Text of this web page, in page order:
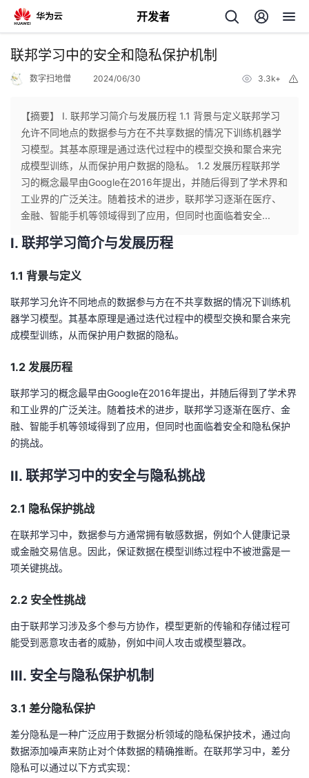
开发者
返
个
人
主
我
的
发
者
我
的
博
客
我
的
论
坛
我
的
圈
子
我
的
直
播
我
的
活
动
我
的
关
注
我
的
开
发
者
学
堂
我
的
Programs
我
的
支
持
我
联邦学习中的安全和隐私保护机制
数字扫地僧 2024/06/30 3.3k+
【摘要】 I. 联邦学习简介与发展历程 1.1 背景与定义联邦学习
允许不同地点的数据参与方在不共享数据的情况下训练机器学
习模型。其基本原理是通过迭代过程中的模型交换和聚合来完
成模型训练，从而保护用户数据的隐私。 1.2 发展历程联邦学
习的概念最早由Google在2016年提出，并随后得到了学术界和
工业界的广泛关注。随着技术的进步，联邦学习逐渐在医疗、
金融、智能手机等领域得到了应用，但同时也面临着安全...
I. 联邦学习简介与发展历程
1.1 背景与定义
联邦学习允许不同地点的数据参与方在不共享数据的情况下训练机
器学习模型。其基本原理是通过迭代过程中的模型交换和聚合来完
成模型训练，从而保护用户数据的隐私。
1.2 发展历程
联邦学习的概念最早由Google在2016年提出，并随后得到了学术界
和工业界的广泛关注。随着技术的进步，联邦学习逐渐在医疗、金
融、智能手机等领域得到了应用，但同时也面临着安全和隐私保护
的挑战。
II. 联邦学习中的安全与隐私挑战
2.1 隐私保护挑战
在联邦学习中，数据参与方通常拥有敏感数据，例如个人健康记录
或金融交易信息。因此，保证数据在模型训练过程中不被泄露是一
项关键挑战。
2.2 安全性挑战
由于联邦学习涉及多个参与方协作，模型更新的传输和存储过程可
能受到恶意攻击者的威胁，例如中间人攻击或模型篡改。
III. 安全与隐私保护机制
3.1 差分隐私保护
差分隐私是一种广泛应用于数据分析领域的隐私保护技术，通过向
数据添加噪声来防止对个体数据的精确推断。在联邦学习中，差分
隐私可以通过以下方式实现：